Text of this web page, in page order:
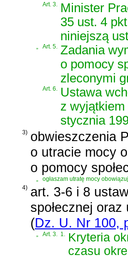
Art. 3.
Minister
35 ust. 4
niniejszą
Art. 5.
Zadania
o pomocy
zleconymi
Art. 6.
Ustawa
z
stycznia
3) obwieszczenia
o utracie mocy
o pomocy
„
ogłaszam utratę mocy
4) art. 3-6 i 8
społecznej
(Dz. U. Nr 100,
Art. 3. 1.
Kryteria
czasu